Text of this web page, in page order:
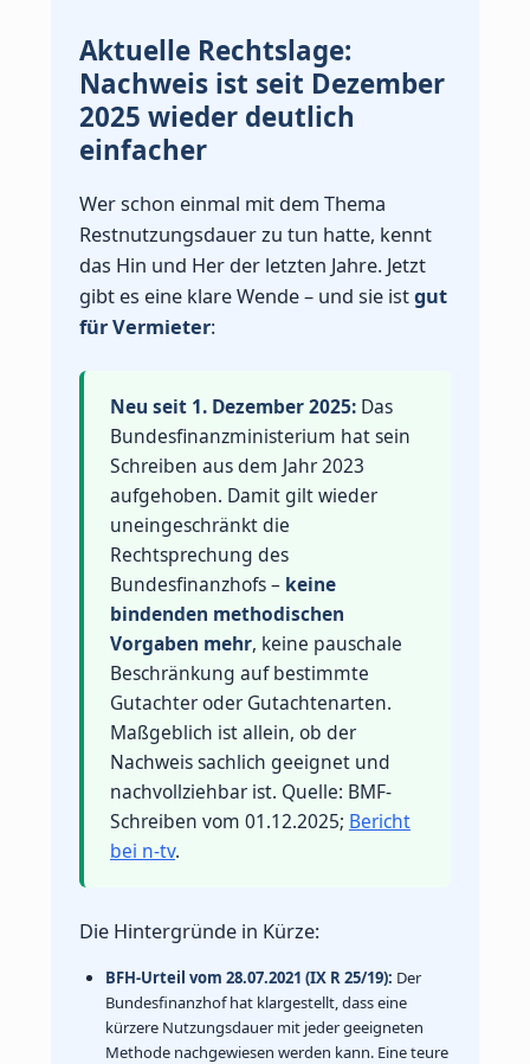
Aktuelle Rechtslage:
Nachweis ist seit Dezember
2025 wieder deutlich
einfacher
Wer schon einmal mit dem Thema
Restnutzungsdauer zu tun hatte, kennt
das Hin und Her der letzten Jahre. Jetzt
gibt es eine klare Wende – und sie istgut
für Vermieter:
Neu seit 1. Dezember 2025: Das
Bundesfinanzministerium hat sein
Schreiben aus dem Jahr 2023
aufgehoben. Damit gilt wieder
uneingeschränkt die
Rechtsprechung des
Bundesfinanzhofs – keine
bindenden methodischen
Vorgaben mehr, keine pauschale
Beschränkung auf bestimmte
Gutachter oder Gutachtenarten.
Maßgeblich ist allein, ob der
Nachweis sachlich geeignet und
nachvollziehbar ist. Quelle: BMF-
Schreiben vom 01.12.2025; Bericht
bei n-tv.
Die Hintergründe in Kürze:
BFH-Urteil vom 28.07.2021 (IX R 25/19): Der
Bundesfinanzhof hat klargestellt, dass eine
kürzere Nutzungsdauer mit jeder geeigneten
Methode nachgewiesen werden kann. Eine teure